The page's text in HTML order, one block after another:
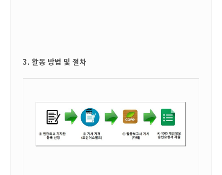
3. 활동 방법 및 절차